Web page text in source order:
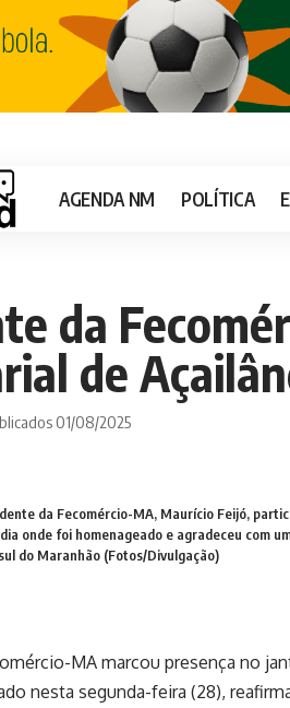
AGENDA NM POLÍTICA
da
de
01/08/2025
da Fecomércio-MA, Maurício Feijó,
onde foi homenageado e agradeceu com
do Maranhão (Fotos/Divulgação)
MA marcou presença no
nesta segunda-feira (28),